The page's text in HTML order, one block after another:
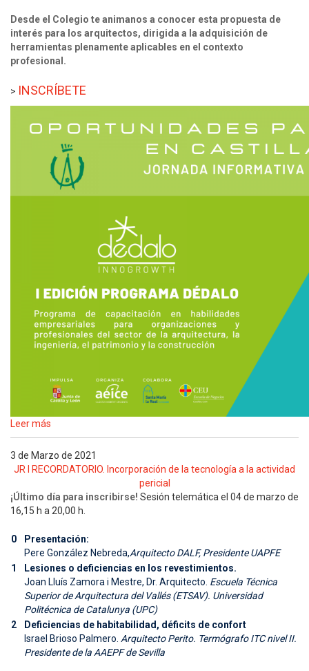
Desde el Colegio te animanos a conocer esta propuesta de
interés para los arquitectos, dirigida a la adquisición de
herramientas plenamente aplicables en el contexto
profesional.
> INSCRÍBETE
Leer más
3 de Marzo de 2021
JR I RECORDATORIO. Incorporación de la tecnología a la actividad
pericial
¡Último día para inscribirse! Sesión telemática el 04 de marzo de
16,15 h a 20,00 h.
0
Presentación:
Pere González Nebreda,Arquitecto DALF, Presidente UAPFE
1
Lesiones o deficiencias en los revestimientos.
Joan Lluís Zamora i Mestre, Dr. Arquitecto. Escuela Técnica
Superior de Arquitectura del Vallés (ETSAV). Universidad
Politécnica de Catalunya (UPC)
2
Deficiencias de habitabilidad, déficits de confort
Israel Brioso Palmero. Arquitecto Perito. Termógrafo ITC nivel II.
Presidente de la AAEPF de Sevilla